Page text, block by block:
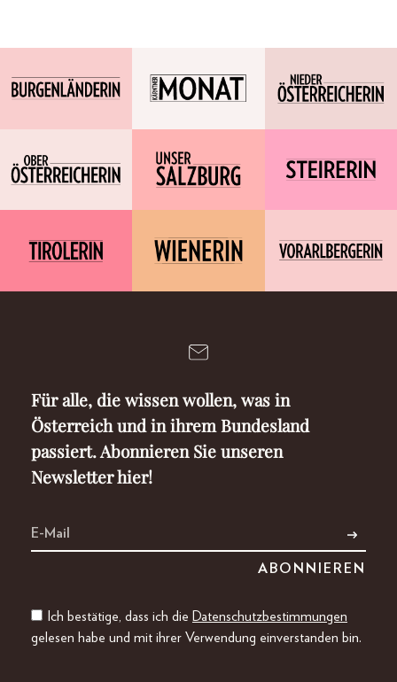
Für alle, die wissen wollen, was in
Österreich und in ihrem Bundesland
passiert. Abonnieren Sie unseren
Newsletter hier!
Ich bestätige, dass ich die Datenschutzbestimmungen
gelesen habe und mit ihrer Verwendung einverstanden bin.